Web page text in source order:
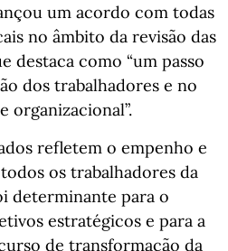
um acordo com todas
no âmbito da revisão das
destaca como “um passo
dos trabalhadores e no
organizacional”.
refletem o empenho e
os trabalhadores da
determinante para o
estratégicos e para a
de transformação da